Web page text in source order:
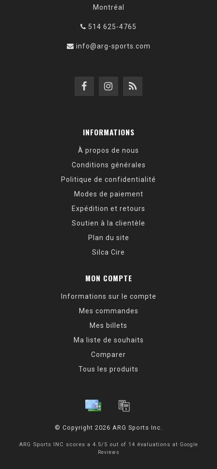
Montréal
514 625-4765
info@arg-sports.com
INFORMATIONS
À propos de nous
Conditions générales
Politique de confidentialité
Modes de paiement
Expédition et retours
Soutien à la clientèle
Plan du site
Silca Cire
MON COMPTE
Informations sur le compte
Mes commandes
Mes billets
Ma liste de souhaits
Comparer
Tous les produits
© Copyright 2026 ARG Sports Inc.
ARG Sports INC scores a 4.5/ 5 out of 14 évaluations at Google
Reviews